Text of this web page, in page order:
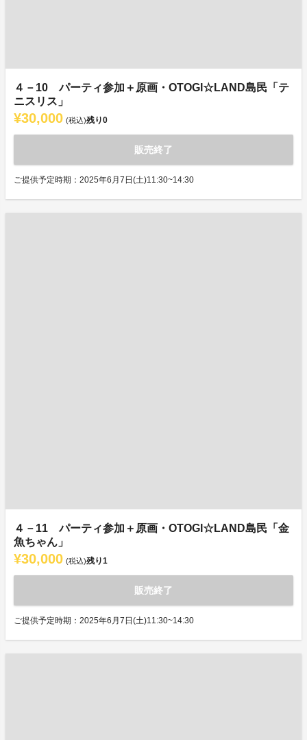
４－10 パーティ参加＋原画・OTOGI☆LAND島民「テ
ニスリス」
¥30,000 (税込)残り0
販売終了
ご提供予定時期：2025年6月7日(土)11:30~14:30
４－11 パーティ参加＋原画・OTOGI☆LAND島民「金
魚ちゃん」
¥30,000 (税込)残り1
販売終了
ご提供予定時期：2025年6月7日(土)11:30~14:30